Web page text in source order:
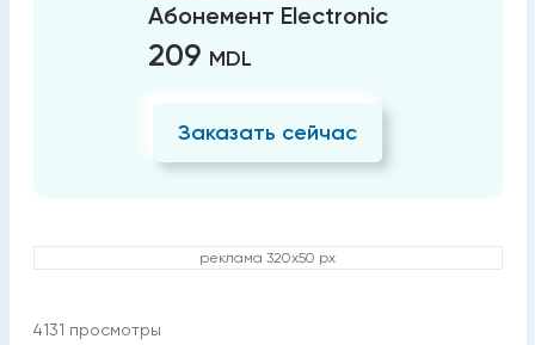
Абонемент Electronic
209 MDL
Заказать сейчас
реклама 320x50 px
4131 просмотры